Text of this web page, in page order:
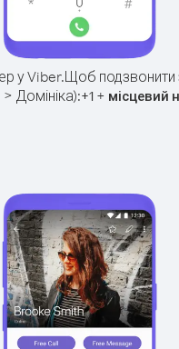
у Viber.Щоб подзвонити
Домініка):+1 + місцевий